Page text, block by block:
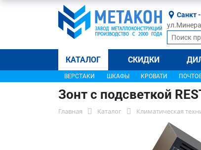
Санкт
КАТАЛОГ СКИДКИ
ВЕРСТАКИ ШКАФЫ КРОВАТИ
Зонт с подсветкой
Главная Каталог Климатическая